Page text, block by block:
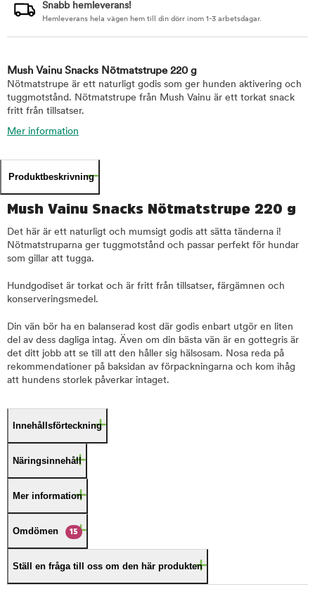
Snabb hemleverans!
Hemleverans hela vägen hem till din dörr inom 1-3 arbetsdagar.
Mush Vainu Snacks Nötmatstrupe 220 g
Nötmatstrupe är ett naturligt godis som ger hunden aktivering och
tuggmotstånd. Nötmatstrupe från Mush Vainu är ett torkat snack
fritt från tillsatser.
Mer information
Produktbeskrivning
Mush Vainu Snacks Nötmatstrupe 220 g
Det här är ett naturligt och mumsigt godis att sätta tänderna i!
Nötmatstruparna ger tuggmotstånd och passar perfekt för hundar
som gillar att tugga.
Hundgodiset är torkat och är fritt från tillsatser, färgämnen och
konserveringsmedel.
Din vän bör ha en balanserad kost där godis enbart utgör en liten
del av dess dagliga intag. Även om din bästa vän är en gottegris är
det ditt jobb att se till att den håller sig hälsosam. Nosa reda på
rekommendationer på baksidan av förpackningarna och kom ihåg
att hundens storlek påverkar intaget.
Innehållsförteckning
Näringsinnehåll
Mer information
Omdömen 15
Ställ en fråga till oss om den här produkten